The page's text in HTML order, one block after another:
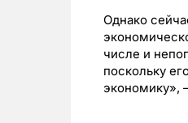
Однако
числе и
поскольку
экономику»,